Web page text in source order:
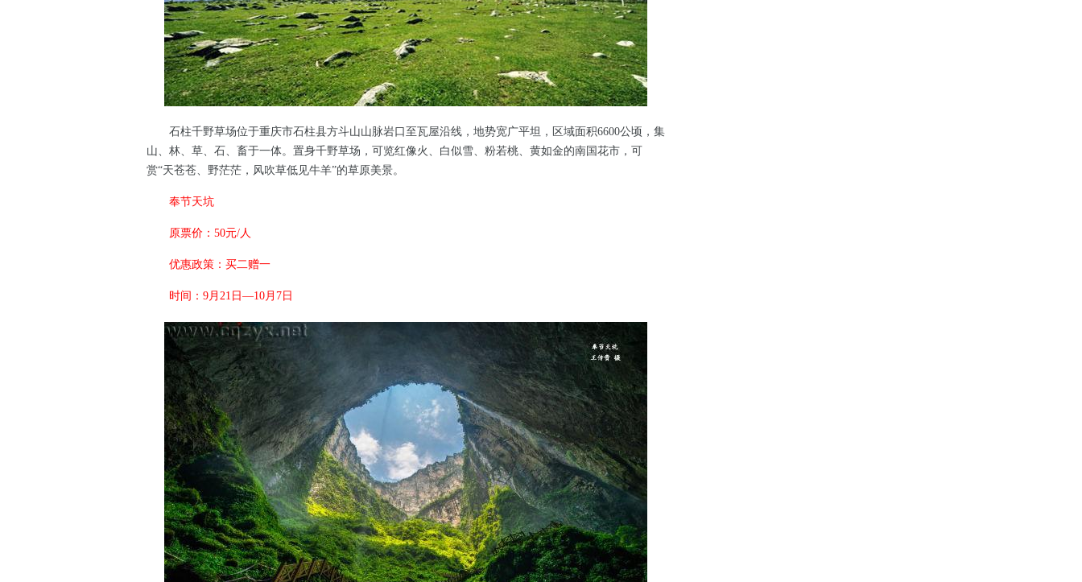
石柱千野草场位于重庆市石柱县方斗山山脉岩口至瓦屋沿线，地势宽广平坦，区域面积6600公顷，集
山、林、草、石、畜于一体。置身千野草场，可览红像火、白似雪、粉若桃、黄如金的南国花市，可
赏“天苍苍、野茫茫，风吹草低见牛羊”的草原美景。
奉节天坑
原票价：50元/人
优惠政策：买二赠一
时间：9月21日—10月7日